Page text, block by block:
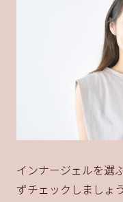
インナージェルを選
ずチェックしましょう